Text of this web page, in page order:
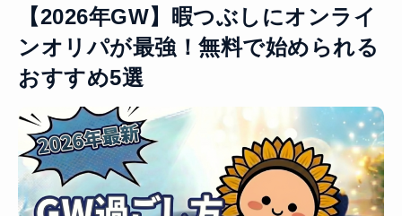
【2026年GW】暇つぶしにオンライ
ンオリパが最強！無料で始められる
おすすめ5選